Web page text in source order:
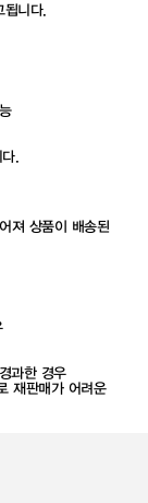
니다.
.
져 상품이 배송된
과한 경우
재판매가 어려운